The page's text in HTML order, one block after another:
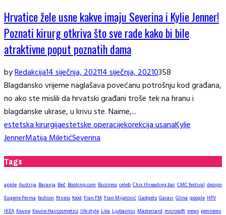
Hrvatice žele usne kakve imaju Severina i Kylie Jenner!
Poznati kirurg otkriva što sve rade kako bi bile
atraktivne poput poznatih dama
byRedakcija14 siječnja, 202114 siječnja, 20210358
Blagdansko vrijeme naglašava povećanu potrošnju kod građana,
no ako ste mislili da hrvatski građani troše tek na hranu i
blagdanske ukrase, u krivu ste. Naime,...
estetska kirurgijaestetske operacijekorekcija usanaKylie
JennerMatija MiletićSeverina
Tags
apple Austrija Baranja Beč Booking.com Business celeb Chix threading bar CMC festival design
Eugene Perma fashion fitness food Fran FM Fran Mijatović Gadgets Garavi Glina google HPV
IKEA Keune Keune Haircosmetics life style Lika Ljubavnici Mastercard microsoft news pennews